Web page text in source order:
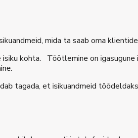
mida ta saab oma
kohta. Töötlemine on
tagada, et isikuandmeid